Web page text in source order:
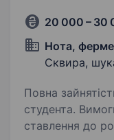
20 000 – 30
Нота,
Сквира,
Повна
студента. Вимоги до кандидата: Відповідальне
ставлення до